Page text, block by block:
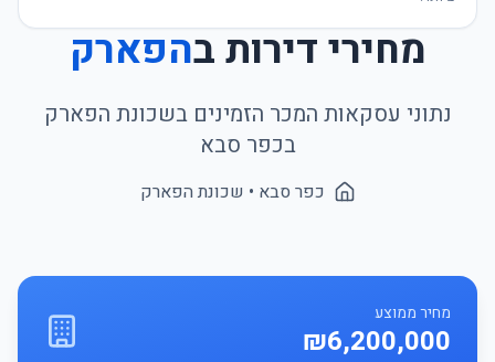
מחירי דירות בהפארק
נתוני עסקאות המכר הזמינים בשכונת הפארק
בכפר סבא
כפר סבא • שכונת הפארק
מחיר ממוצע
₪6,200,000